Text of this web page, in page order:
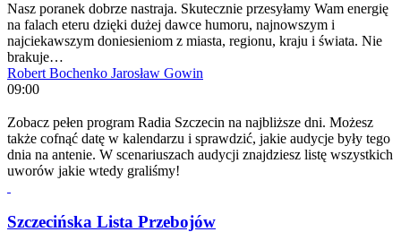
Nasz poranek dobrze nastraja. Skutecznie przesyłamy Wam energię
na falach eteru dzięki dużej dawce humoru, najnowszym i
najciekawszym doniesieniom z miasta, regionu, kraju i świata. Nie
brakuje…
Robert Bochenko Jarosław Gowin
09:00
Zobacz pełen program Radia Szczecin na najbliższe dni. Możesz
także cofnąć datę w kalendarzu i sprawdzić, jakie audycje były tego
dnia na antenie. W scenariuszach audycji znajdziesz listę wszystkich
uworów jakie wtedy graliśmy!
Szczecińska Lista Przebojów